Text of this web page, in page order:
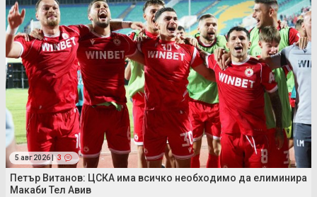
5 авг 2026 | 3
Петър Витанов: ЦСКА има всичко необходимо да елиминира
Макаби Тел Авив